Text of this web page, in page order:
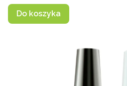
Do koszyka